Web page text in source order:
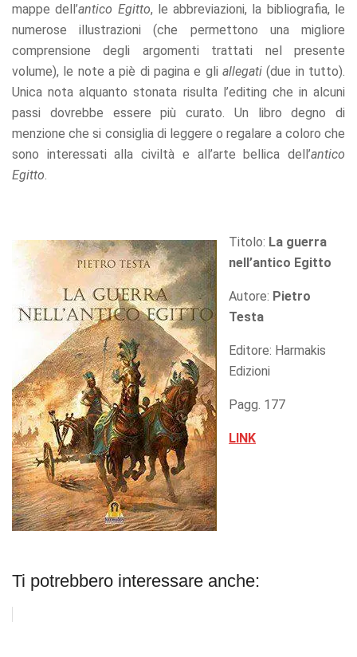
mappe dell’antico Egitto, le abbreviazioni, la bibliografia, le
numerose illustrazioni (che permettono una migliore
comprensione degli argomenti trattati nel presente
volume), le note a piè di pagina e gli allegati(due in tutto).
Unica nota alquanto stonata risulta l’editing che in alcuni
passi dovrebbe essere più curato. Un libro degno di
menzione che si consiglia di leggere o regalare a coloro che
sono interessati alla civiltà e all’arte bellica dell’antico
Egitto
Titolo: La guerra
nell’antico Egitto
Autore: Pietro
Testa
Editore: Harmakis
Edizioni
Pagg. 177
LINK
Ti potrebbero interessare anche: